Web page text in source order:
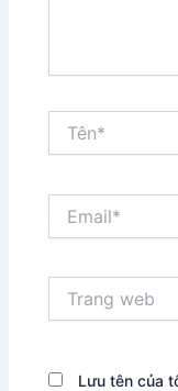
web
Lưu tên của